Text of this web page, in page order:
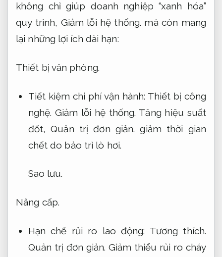
không chỉ giúp doanh nghiệp “xanh hóa”
quy trình, Giảm lỗi hệ thống. mà còn mang
lại những lợi ích dài hạn:
Thiết bị văn phòng.
Tiết kiệm chi phí vận hành: Thiết bị công
nghệ. Giảm lỗi hệ thống. Tăng hiệu suất
đốt,Quản trị đơn giản. giảm thời gian
chết do bảo trì lò hơi.
Sao lưu.
Nâng cấp.
Hạn chế rủi ro lao động: Tương thích.
Quản trị đơn giản. Giảm thiểu rủi ro cháy